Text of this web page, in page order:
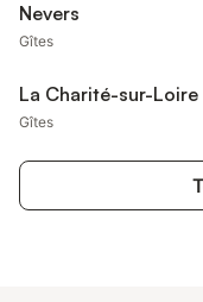
Nevers
Gîtes
La Charité-sur-Loire
Gîtes